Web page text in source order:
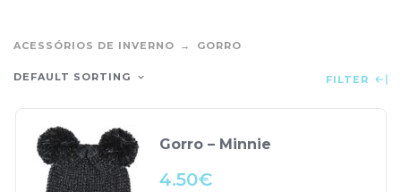
ACESSÓRIOS DE INVERNO GORRO
DEFAULT SORTING FILTER
Gorro – Minnie
4.50€